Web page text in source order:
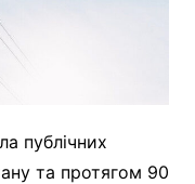
публічних
та протягом 90